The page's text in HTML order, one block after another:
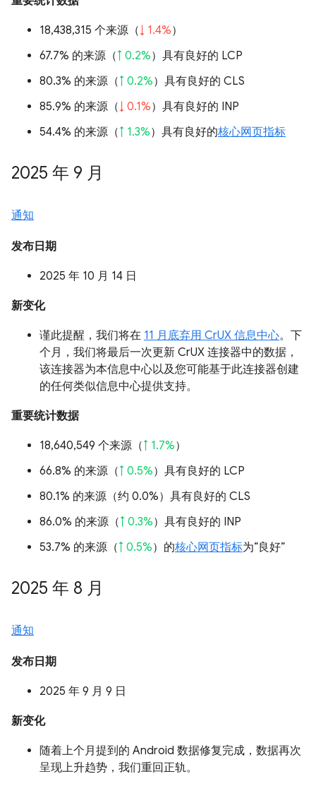
18,438,315 个来源（↓ 1.4%）
67.7% 的来源（↑ 0.2%）具有良好的 LCP
80.3% 的来源（↑ 0.2%）具有良好的 CLS
85.9% 的来源（↓ 0.1%）具有良好的 INP
54.4% 的来源（↑ 1.3%）具有良好的核心网页指标
2025 年 9 月
通知
发布日期
2025 年 10 月 14 日
新变化
谨此提醒，我们将在 11 月底弃用 CrUX 信息中心。下
个月，我们将最后一次更新 CrUX 连接器中的数据，
该连接器为本信息中心以及您可能基于此连接器创建
的任何类似信息中心提供支持。
重要统计数据
18,640,549 个来源（↑ 1.7%）
66.8% 的来源（↑ 0.5%）具有良好的 LCP
80.1% 的来源（约 0.0%）具有良好的 CLS
86.0% 的来源（↑ 0.3%）具有良好的 INP
53.7% 的来源（↑ 0.5%）的核心网页指标为“良好”
2025 年 8 月
通知
发布日期
2025 年 9 月 9 日
新变化
随着上个月提到的 Android 数据修复完成，数据再次
呈现上升趋势，我们重回正轨。